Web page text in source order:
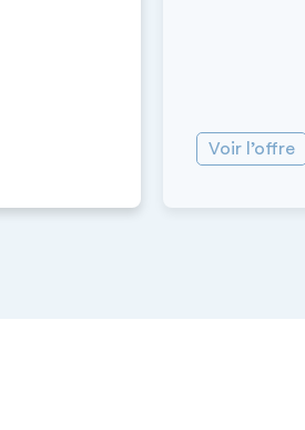
Voir l’offre